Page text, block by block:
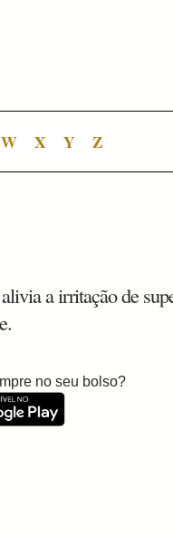
W X Y Z
a irritação de
no seu bolso?